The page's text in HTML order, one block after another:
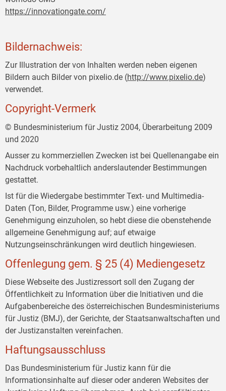
https://innovationgate.com/
Bildernachweis:
Zur Illustration der von Inhalten werden neben eigenen
Bildern auch Bilder von pixelio.de (http://www.pixelio.de)
verwendet.
Copyright-Vermerk
© Bundesministerium für Justiz 2004, Überarbeitung 2009
und 2020
Ausser zu kommerziellen Zwecken ist bei Quellenangabe ein
Nachdruck vorbehaltlich anderslautender Bestimmungen
gestattet.
Ist für die Wiedergabe bestimmter Text- und Multimedia-
Daten (Ton, Bilder, Programme usw.) eine vorherige
Genehmigung einzuholen, so hebt diese die obenstehende
allgemeine Genehmigung auf; auf etwaige
Nutzungseinschränkungen wird deutlich hingewiesen.
Offenlegung gem. § 25 (4) Mediengesetz
Diese Webseite des Justizressort soll den Zugang der
Öffentlichkeit zu Information über die Initiativen und die
Aufgabenbereiche des österreichischen Bundesministeriums
für Justiz (BMJ), der Gerichte, der Staatsanwaltschaften und
der Justizanstalten vereinfachen.
Haftungsausschluss
Das Bundesministerium für Justiz kann für die
Informationsinhalte auf dieser oder anderen Websites der